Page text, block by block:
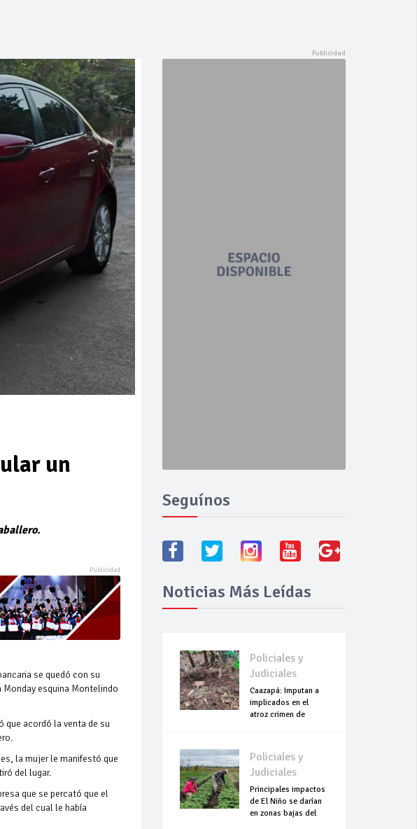
un
se quedó con su
esquina Montelindo
que acordó la venta de su
la mujer le manifestó que
del lugar.
que se percató que el
del cual le había
Seguínos
Noticias Más Leídas
Policiales y
Judiciales
Caazapá: Imputan a
implicados en el
atroz crimen de
Policiales y
Judiciales
Principales impactos
de El Niño se darían
en zonas bajas del